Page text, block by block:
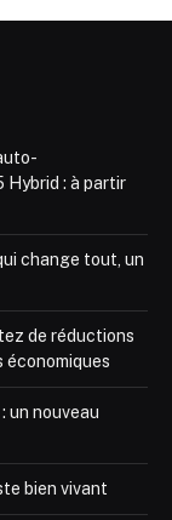
Hybrid : à partir
change tout, un
de réductions
économiques
un nouveau
bien vivant